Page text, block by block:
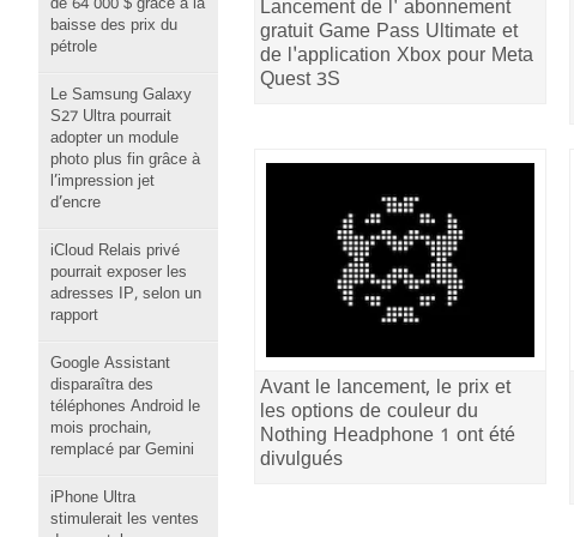
Lancement de l' abonnement
gratuit Game Pass Ultimate et
de l'application Xbox pour Meta
Quest 3S
Avant le lancement, le prix et
les options de couleur du
Nothing Headphone 1 ont été
divulgués
de 64 000 $ grâce à la
baisse des prix du
pétrole
Le Samsung Galaxy
S27 Ultra pourrait
adopter un module
photo plus fin grâce à
l’impression jet
d’encre
iCloud Relais privé
pourrait exposer les
adresses IP, selon un
rapport
Google Assistant
disparaîtra des
téléphones Android le
mois prochain,
remplacé par Gemini
iPhone Ultra
stimulerait les ventes